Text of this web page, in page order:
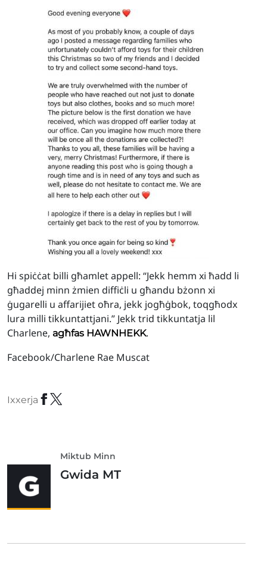
Hi spiċċat billi għamlet appell: “Jekk hemm xi ħadd li
għaddej minn żmien diffiċli u għandu bżonn xi
ġugarelli u affarijiet oħra, jekk jogħġbok, toqgħodx
lura milli tikkuntattjani.” Jekk trid tikkuntatja lil
Charlene, agħfas HAWNHEKK.
Facebook/Charlene Rae Muscat
Ixxerja
Miktub Minn
Gwida MT